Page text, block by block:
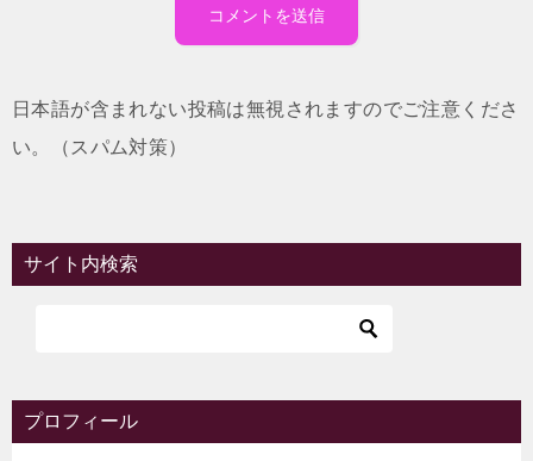
日本語が含まれない投稿は無視されますのでご注意くださ
い。（スパム対策）
サイト内検索
プロフィール